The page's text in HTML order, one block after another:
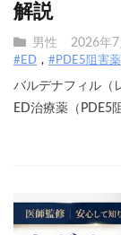
解説
男性 2026年7
#ED #PDE5阻害薬
バルデナフィル（
ED治療薬（PDE5